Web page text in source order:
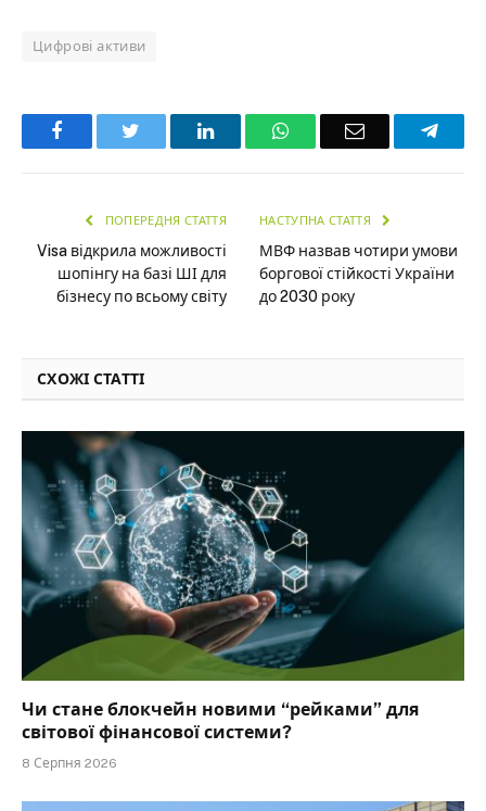
Цифрові активи
Facebook LinkedInWhatsAppEmail
ПОПЕРЕДНЯ СТАТТЯ
Visa відкрила можливості
шопінгу на базі ШІ для
бізнесу по всьому світу
НАСТУПНА СТАТТЯ
МВФ назвав чотири умови
боргової стійкості України
до 2030 року
СХОЖІ СТАТТІ
Чи стане блокчейн новими “рейками” для
світової фінансової системи?
8 Серпня 2026